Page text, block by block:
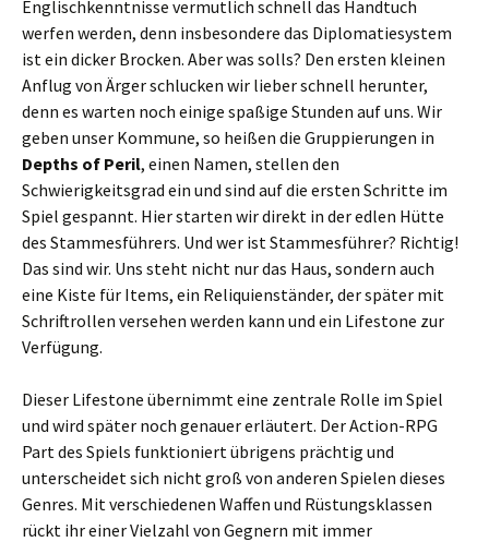
Englischkenntnisse vermutlich schnell das Handtuch
werfen werden, denn insbesondere das Diplomatiesystem
ist ein dicker Brocken. Aber was solls? Den ersten kleinen
Anflug von Ärger schlucken wir lieber schnell herunter,
denn es warten noch einige spaßige Stunden auf uns. Wir
geben unser Kommune, so heißen die Gruppierungen in
Depths of Peril, einen Namen, stellen den
Schwierigkeitsgrad ein und sind auf die ersten Schritte im
Spiel gespannt. Hier starten wir direkt in der edlen Hütte
des Stammesführers. Und wer ist Stammesführer? Richtig!
Das sind wir. Uns steht nicht nur das Haus, sondern auch
eine Kiste für Items, ein Reliquienständer, der später mit
Schriftrollen versehen werden kann und ein Lifestone zur
Verfügung.
Dieser Lifestone übernimmt eine zentrale Rolle im Spiel
und wird später noch genauer erläutert. Der Action-RPG
Part des Spiels funktioniert übrigens prächtig und
unterscheidet sich nicht groß von anderen Spielen dieses
Genres. Mit verschiedenen Waffen und Rüstungsklassen
rückt ihr einer Vielzahl von Gegnern mit immer